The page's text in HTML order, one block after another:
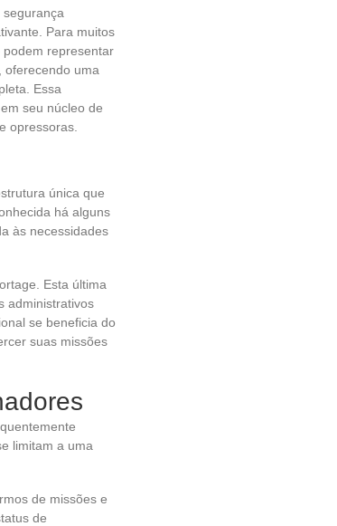
Para muitos
representar
oferecendo uma
Essa
seu núcleo de
opressoras.
única que
há alguns
às necessidades
Esta última
administrativos
se beneficia do
suas missões
limitam a uma
de missões e
de